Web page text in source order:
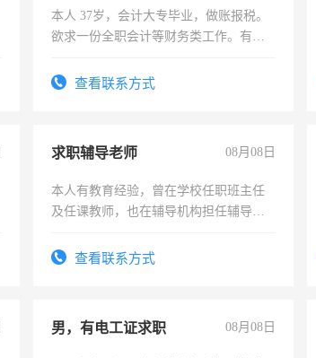
本人 37岁，会计大专毕业，做账报税。
欲求一份全职会计等财务类工作。有会
查看联系方式
求职辅导老师 08月08日
本人有教育经验，曾在学校任职班主任
及任课教师，也在辅导机构担任辅导教
查看联系方式
男，有电工证求职 08月08日